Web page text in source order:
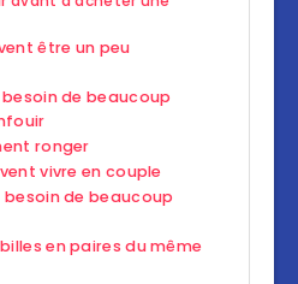
être un peu
besoin de beaucoup
ronger
vivre en couple
besoin de beaucoup
en paires du même